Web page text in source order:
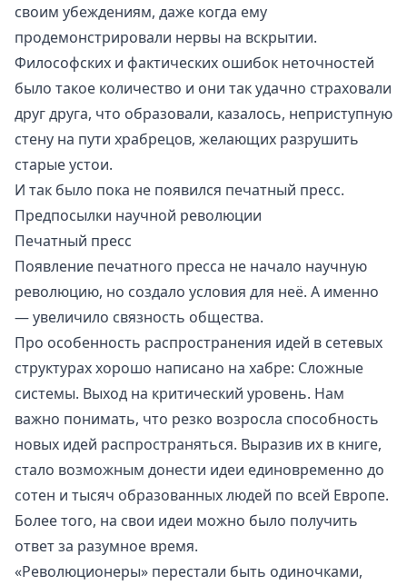
своим убеждениям, даже когда ему
продемонстрировали нервы на вскрытии.
Философских и фактических ошибок неточностей
было такое количество и они так удачно страховали
друг друга, что образовали, казалось, неприступную
стену на пути храбрецов, желающих разрушить
старые устои.
И так было пока не появился печатный пресс.
Предпосылки научной революции
Печатный пресс
Появление печатного пресса не начало научную
революцию, но создало условия для неё. А именно
— увеличило связность общества.
Про особенность распространения идей в сетевых
структурах хорошо написано на хабре: Сложные
системы. Выход на критический уровень. Нам
важно понимать, что резко возросла способность
новых идей распространяться. Выразив их в книге,
стало возможным донести идеи единовременно до
сотен и тысяч образованных людей по всей Европе.
Более того, на свои идеи можно было получить
ответ за разумное время.
«Революционеры» перестали быть одиночками,